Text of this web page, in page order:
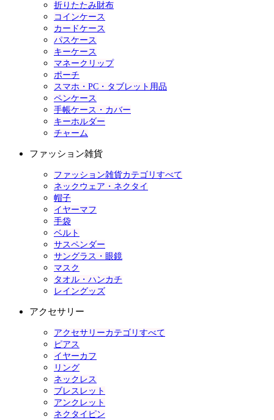
折りたたみ財布
コインケース
カードケース
パスケース
キーケース
マネークリップ
ポーチ
スマホ・PC・タブレット用品
ペンケース
手帳ケース・カバー
キーホルダー
チャーム
ファッション雑貨
ファッション雑貨カテゴリすべて
ネックウェア・ネクタイ
帽子
イヤーマフ
手袋
ベルト
サスペンダー
サングラス・眼鏡
マスク
タオル・ハンカチ
レイングッズ
アクセサリー
アクセサリーカテゴリすべて
ピアス
イヤーカフ
リング
ネックレス
ブレスレット
アンクレット
ネクタイピン